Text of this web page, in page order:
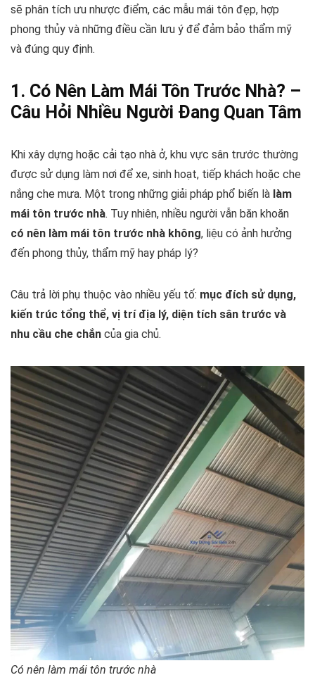
sẽ phân tích ưu nhược điểm, các mẫu mái tôn đẹp, hợp
phong thủy và những điều cần lưu ý để đảm bảo thẩm mỹ
và đúng quy định.
1. Có Nên Làm Mái Tôn Trước Nhà? –
Câu Hỏi Nhiều Người Đang Quan Tâm
Khi xây dựng hoặc cải tạo nhà ở, khu vực sân trước thường
được sử dụng làm nơi để xe, sinh hoạt, tiếp khách hoặc che
nắng che mưa. Một trong những giải pháp phổ biến là làm
mái tôn trước nhà. Tuy nhiên, nhiều người vẫn băn khoăn
có nên làm mái tôn trước nhà không, liệu có ảnh hưởng
đến phong thủy, thẩm mỹ hay pháp lý?
Câu trả lời phụ thuộc vào nhiều yếu tố: mục đích sử dụng,
kiến trúc tổng thể, vị trí địa lý, diện tích sân trước và
nhu cầu che chắn của gia chủ.
Có nên làm mái tôn trước nhà